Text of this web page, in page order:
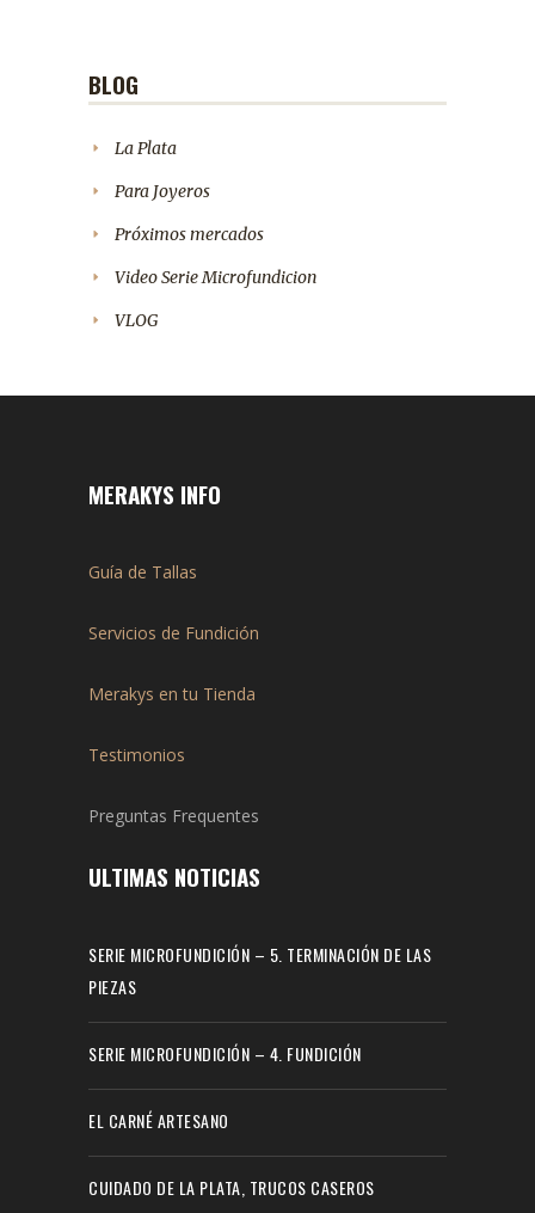
BLOG
La Plata
Para Joyeros
Próximos mercados
Video Serie Microfundicion
VLOG
MERAKYS INFO
Guía de Tallas
Servicios de Fundición
Merakys en tu Tienda
Testimonios
Preguntas Frequentes
ULTIMAS NOTICIAS
SERIE MICROFUNDICIÓN – 5. TERMINACIÓN DE LAS
PIEZAS
SERIE MICROFUNDICIÓN – 4. FUNDICIÓN
EL CARNÉ ARTESANO
CUIDADO DE LA PLATA, TRUCOS CASEROS